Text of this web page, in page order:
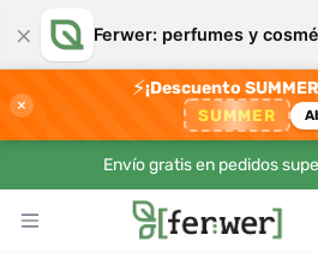
× Ferwer: perfumes y
×
⚡¡Descuento
SUMMER
Envío gratis en pedidos